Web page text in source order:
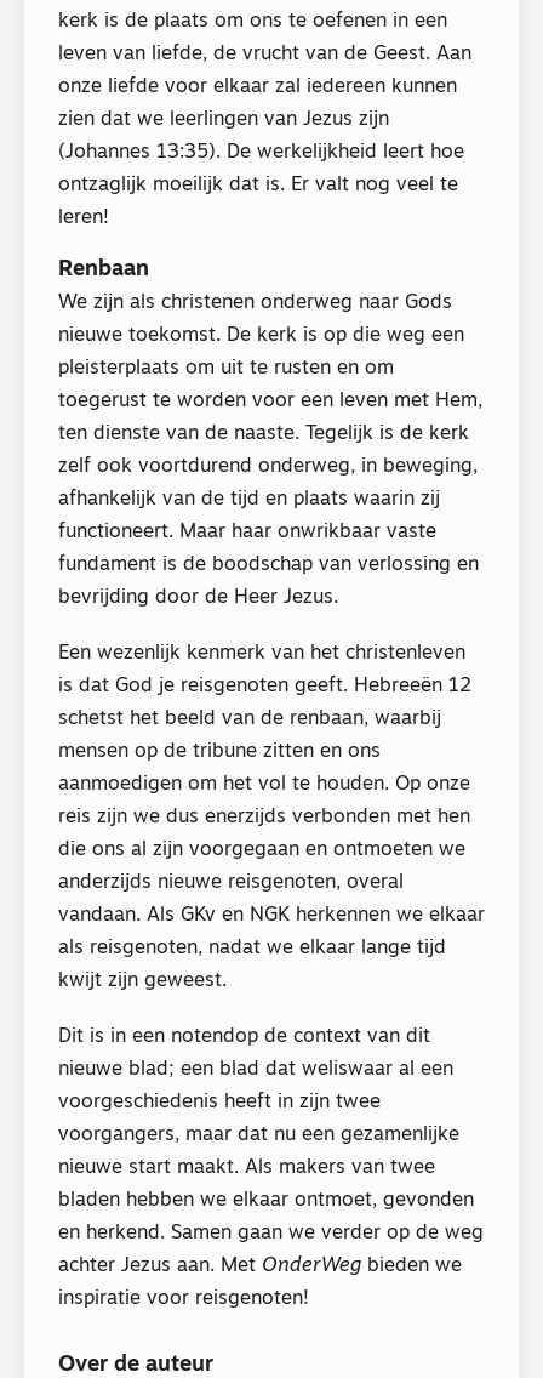
kerk is de plaats om ons te oefenen in een
leven van liefde, de vrucht van de Geest. Aan
onze liefde voor elkaar zal iedereen kunnen
zien dat we leerlingen van Jezus zijn
(Johannes 13:35). De werkelijkheid leert hoe
ontzaglijk moeilijk dat is. Er valt nog veel te
leren!
Renbaan
We zijn als christenen onderweg naar Gods
nieuwe toekomst. De kerk is op die weg een
pleisterplaats om uit te rusten en om
toegerust te worden voor een leven met Hem,
ten dienste van de naaste. Tegelijk is de kerk
zelf ook voortdurend onderweg, in beweging,
afhankelijk van de tijd en plaats waarin zij
functioneert. Maar haar onwrikbaar vaste
fundament is de boodschap van verlossing en
bevrijding door de Heer Jezus.
Een wezenlijk kenmerk van het christenleven
is dat God je reisgenoten geeft. Hebreeën 12
schetst het beeld van de renbaan, waarbij
mensen op de tribune zitten en ons
aanmoedigen om het vol te houden. Op onze
reis zijn we dus enerzijds verbonden met hen
die ons al zijn voorgegaan en ontmoeten we
anderzijds nieuwe reisgenoten, overal
vandaan. Als GKv en NGK herkennen we elkaar
als reisgenoten, nadat we elkaar lange tijd
kwijt zijn geweest.
Dit is in een notendop de context van dit
nieuwe blad; een blad dat weliswaar al een
voorgeschiedenis heeft in zijn twee
voorgangers, maar dat nu een gezamenlijke
nieuwe start maakt. Als makers van twee
bladen hebben we elkaar ontmoet, gevonden
en herkend. Samen gaan we verder op de weg
achter Jezus aan. Met OnderWeg bieden we
inspiratie voor reisgenoten!
Over de auteur